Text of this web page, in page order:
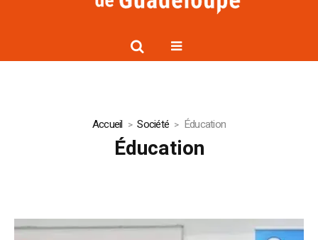
Accueil Société Éducation
Éducation